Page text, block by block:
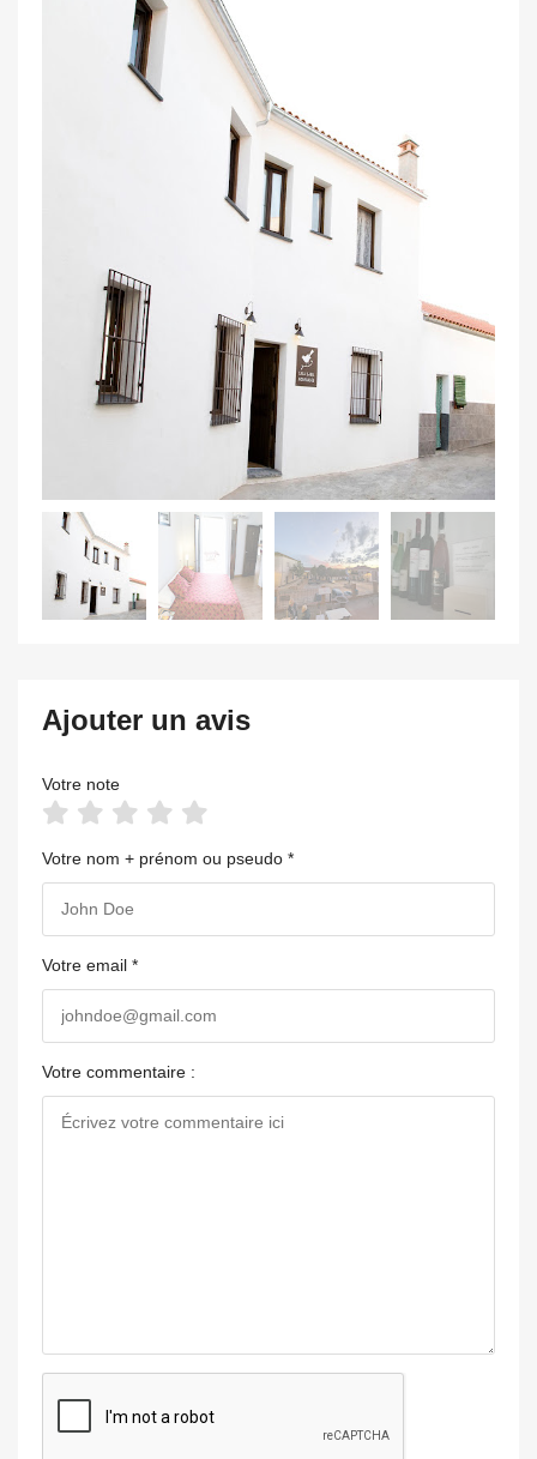
Ajouter un avis
Votre note
Votre nom + prénom ou pseudo *
Votre email *
Votre commentaire :